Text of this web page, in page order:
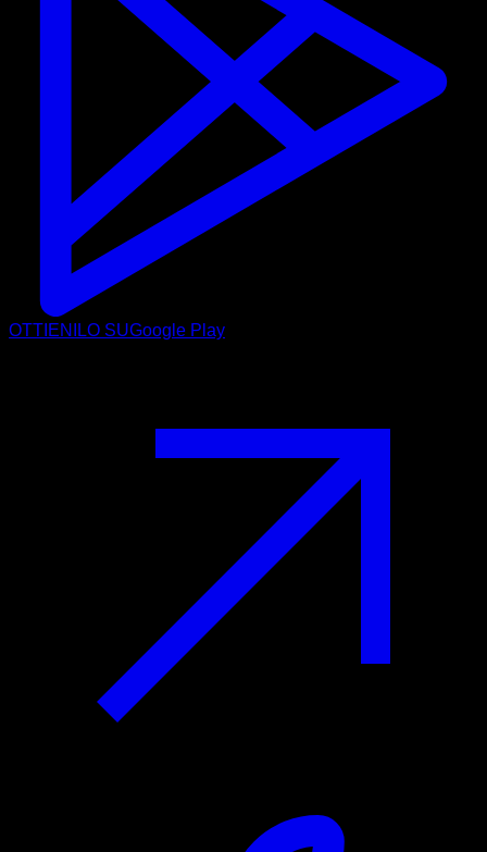
OTTIENILO SUGoogle Play